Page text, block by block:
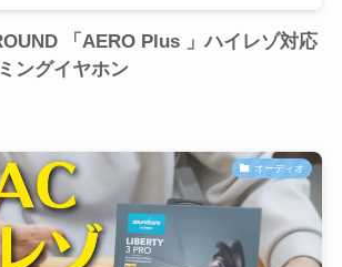
「AERO Plus 」ハイレゾ対応
ングイヤホン
オーディオ